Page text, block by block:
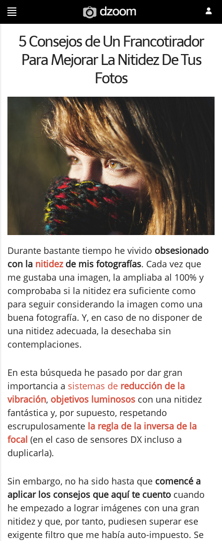
5 Consejos de Un Francotirador
Para Mejorar La Nitidez De Tus
Fotos
Durante bastante tiempo he vivido obsesionado
con la nitidezde mis fotografías. Cada vez que
me gustaba una imagen, la ampliaba al 100% y
comprobaba si la nitidez era suficiente como
para seguir considerando la imagen como una
buena fotografía. Y, en caso de no disponer de
una nitidez adecuada, la desechaba sin
contemplaciones.
En esta búsqueda he pasado por dar gran
importancia a sistemas de reducción de la
vibración, objetivos luminosos con una nitidez
fantástica y, por supuesto, respetando
escrupulosamente la regla de la inversa de la
focal (en el caso de sensores DX incluso a
duplicarla).
Sin embargo, no ha sido hasta que comencé a
aplicar los consejos que aquí te cuento cuando
he empezado a lograr imágenes con una gran
nitidez y que, por tanto, pudiesen superar ese
exigente filtro que me había auto-impuesto. Se